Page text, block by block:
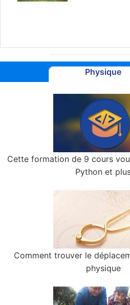
Physique
Cette formation de 9 cours
Python et
Comment trouver le
physique